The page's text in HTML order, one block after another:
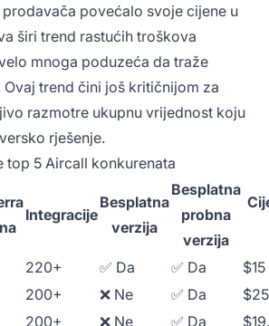
povećalo svoje cijene u
širi trend rastućih troškova
mnoga poduzeća da traže
trend čini još kritičnijom za
razmotre ukupnu vrijednost koju
rješenje.
top 5 Aircall konkurenata
Integracije
Besplatna
verzija
Besplatna
probna
verzija
220+ ✅ Da ✅ Da
$15
200+ ❌ Ne ✅ Da
200+ ❌ Ne ✅ Da